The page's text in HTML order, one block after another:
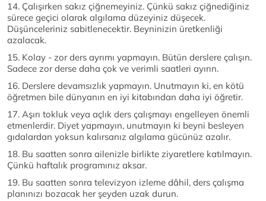
14. Çalışırken sakız çiğnemeyiniz. Çünkü sakız çiğnediğiniz
sürece geçici olarak algılama düzeyiniz düşecek.
Düşünceleriniz sabitlenecektir. Beyninizin üretkenliği
azalacak.
15. Kolay - zor ders ayrımı yapmayın. Bütün derslere çalışın.
Sadece zor derse daha çok ve verimli saatleri ayırın.
16. Derslere devamsızlık yapmayın. Unutmayın ki, en kötü
öğretmen bile dünyanın en iyi kitabından daha iyi öğretir.
17. Aşırı tokluk veya açlık ders çalışmayı engelleyen önemli
etmenlerdir. Diyet yapmayın, unutmayın ki beyni besleyen
gıdalardan yoksun kalırsanız algılama gücünüz azalır.
18. Bu saatten sonra ailenizle birlikte ziyaretlere katılmayın.
Çünkü haftalık programınız aksar.
19. Bu saatten sonra televizyon izleme dâhil, ders çalışma
planınızı bozacak her şeyden uzak durun.